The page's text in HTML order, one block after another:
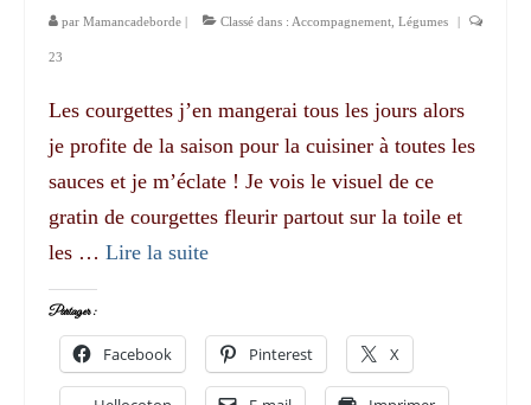
par Mamancadeborde | Classé dans : Accompagnement Légumes |
23
Les courgettes j’en mangerai tous les jours alors
je profite de la saison pour la cuisiner à toutes les
sauces et je m’éclate ! Je vois le visuel de ce
gratin de courgettes fleurir partout sur la toile et
les … Lire la suite­­
Partager :
Facebook Pinterest X